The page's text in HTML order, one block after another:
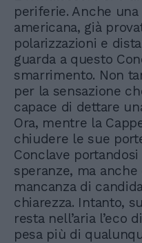
periferie. Anche
americana, già
polarizzazioni e
guarda a questo
smarrimento. Non
per la sensazione
capace di dettare
Ora, mentre la
chiudere le sue
Conclave
speranze, ma
mancanza di
chiarezza. Intanto,
resta nell’aria l’eco
pesa più di